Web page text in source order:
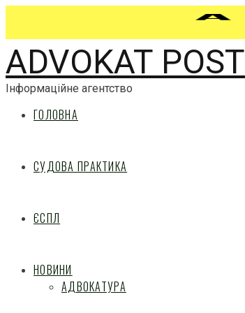
ADVOKAT POST
Інформаційне агентство
ГОЛОВНА
СУДОВА ПРАКТИКА
ЄСПЛ
НОВИНИ
АДВОКАТУРА